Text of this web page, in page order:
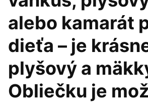
alebo kamarát
dieťa – je
plyšový a
Obliečku je